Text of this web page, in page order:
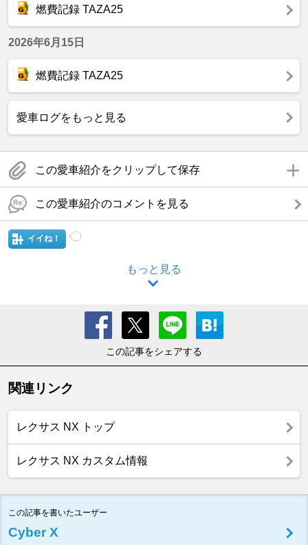
燃費記録 TAZA25
2026年6月15日
燃費記録 TAZA25
愛車ログをもっと見る
この愛車紹介をクリップして保存
この愛車紹介のコメントを見る
イイね！
もっと見る
この記事をシェアする
関連リンク
レクサス NX トップ
レクサス NX カスタム情報
この記事を書いたユーザー
Cyber X